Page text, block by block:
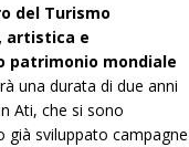
del Turismo
artistica e
patrimonio mondiale
una durata di due anni
Ati, che si sono
già sviluppato campagne